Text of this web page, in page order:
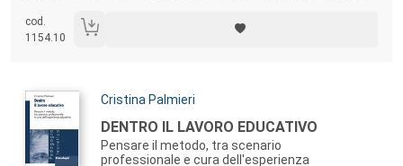
svolgere professioni educative sono guidati dalla passione per l’altro,
tutti coloro le cui pratiche e riflessioni pongono al centro la relazione.
cod.
1154.10
Autori:
Cristina Palmieri
Titolo:
DENTRO IL LAVORO EDUCATIVO
Pensare il metodo, tra scenario
professionale e cura dell'esperienza